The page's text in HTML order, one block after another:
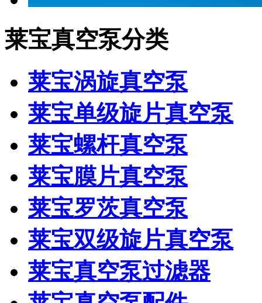
莱宝真空泵分类
莱宝涡旋真空泵
莱宝单级旋片真空泵
莱宝螺杆真空泵
莱宝膜片真空泵
莱宝罗茨真空泵
莱宝双级旋片真空泵
莱宝真空泵过滤器